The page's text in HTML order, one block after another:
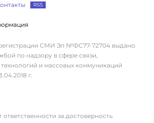
RSS
СМИ Эл №ФС77-72704 выдано
по надзору в сфере связи,
и массовых коммуникаций
г.
ответственности за достоверность